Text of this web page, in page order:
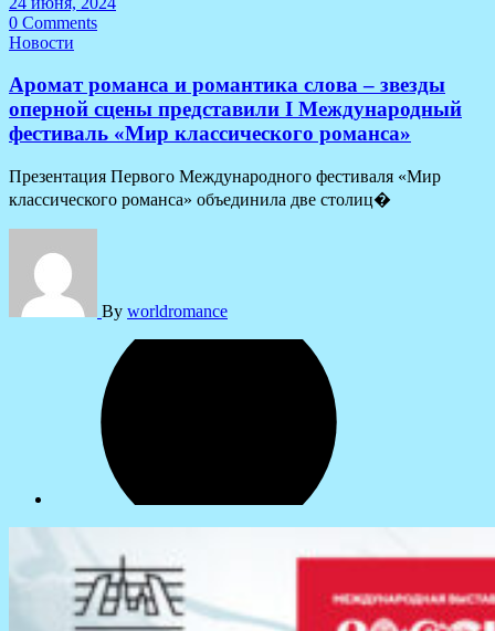
0 Comments
Новости
Аромат романса и романтика слова – звезды
оперной сцены представили I Международный
фестиваль «Мир классического романса»
Презентация Первого Международного фестиваля «Мир
классического романса» объединила две столиц�
By worldromance